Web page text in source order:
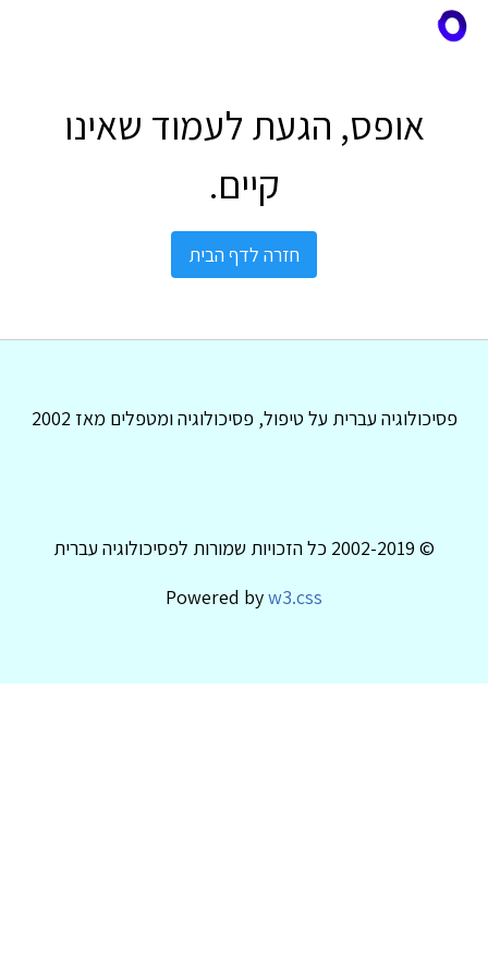
אופס, הגעת לעמוד שאינו
קיים.
חזרה לדף הבית
פסיכולוגיה עברית על טיפול, פסיכולוגיה ומטפלים מאז 2002
© 2002-2019 כל הזכויות שמורות לפסיכולוגיה עברית
Powered byw3.css